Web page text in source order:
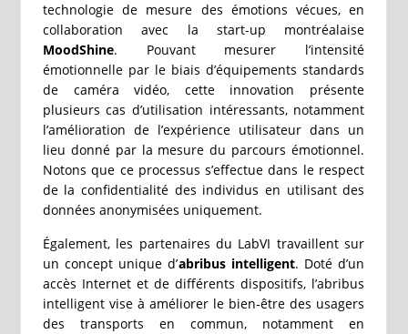
technologie de mesure des émotions vécues, en
collaboration avec la start-up montréalaise
MoodShine. Pouvant mesurer l’intensité
émotionnelle par le biais d’équipements standards
de caméra vidéo, cette innovation présente
plusieurs cas d’utilisation intéressants, notamment
l’amélioration de l’expérience utilisateur dans un
lieu donné par la mesure du parcours émotionnel.
Notons que ce processus s’effectue dans le respect
de la confidentialité des individus en utilisant des
données anonymisées uniquement.
Également, les partenaires du LabVI travaillent sur
un concept unique d’abribus intelligent. Doté d’un
accès Internet et de différents dispositifs, l’abribus
intelligent vise à améliorer le bien‑être des usagers
des transports en commun, notamment en